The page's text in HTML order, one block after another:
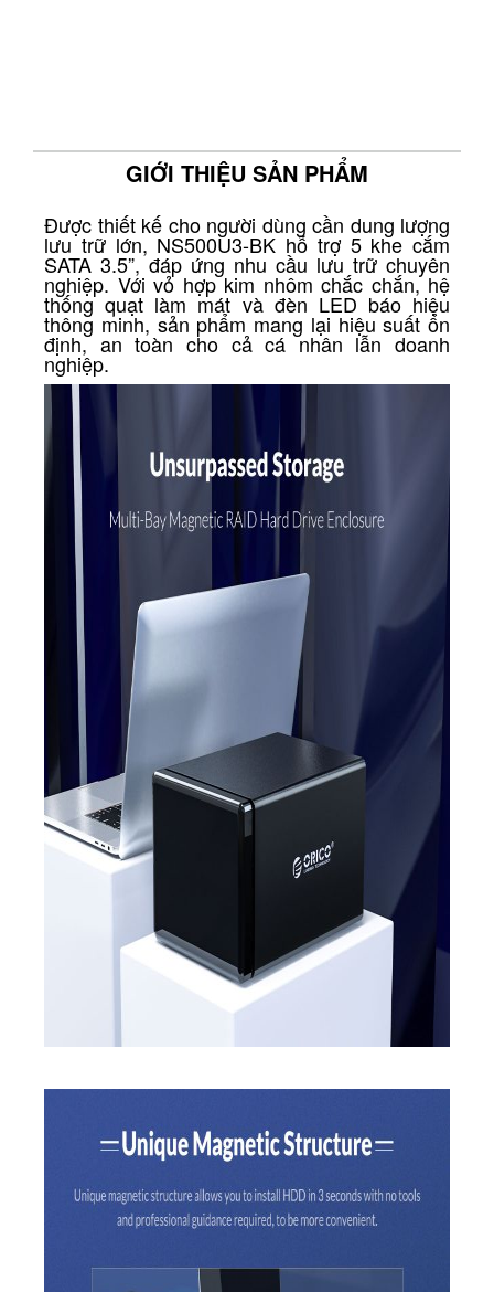
GIỚI THIỆU SẢN PHẨM
Được thiết kế cho người dùng cần dung lượng
lưu trữ lớn, NS500U3-BK hỗ trợ 5 khe cắm
SATA 3.5”, đáp ứng nhu cầu lưu trữ chuyên
nghiệp. Với vỏ hợp kim nhôm chắc chắn, hệ
thống quạt làm mát và đèn LED báo hiệu
thông minh, sản phẩm mang lại hiệu suất ổn
định, an toàn cho cả cá nhân lẫn doanh
nghiệp.